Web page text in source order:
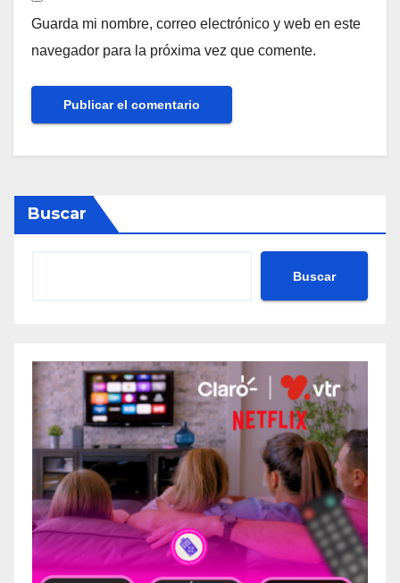
Guarda mi nombre, correo electrónico y web en este
navegador para la próxima vez que comente.
Buscar
Buscar